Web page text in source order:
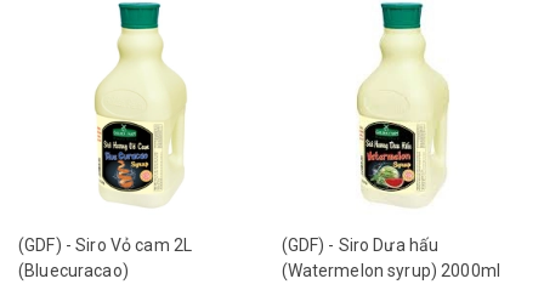
(GDF) - Siro Vỏ cam 2L
(Bluecuracao)
(GDF) - Siro Dưa hấu
(Watermelon syrup) 2000ml